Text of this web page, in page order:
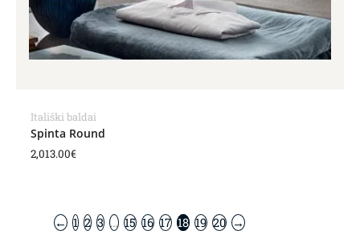
Itališki baldai
Spinta Round
2,013.00€
← 1 2 3 … 15 16 17 18 19 20 →